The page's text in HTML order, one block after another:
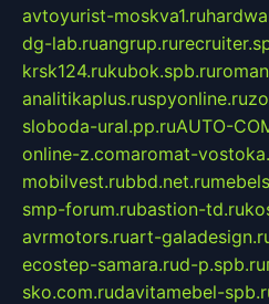
avtoyurist-moskva1.ru
dg-lab.ruangrup.ru
krsk124.rukubok.spb.ru
analitikaplus.ruspyonline.ru
sloboda-ural.pp.ruAUTO-
online-z.comaromat-
mobilvest.rubbd.net.ru
smp-forum.rubastion-td.ru
avrmotors.ruart-
ecostep-samara.rud-p.spb.ru
sko.com.rudavitamebel-